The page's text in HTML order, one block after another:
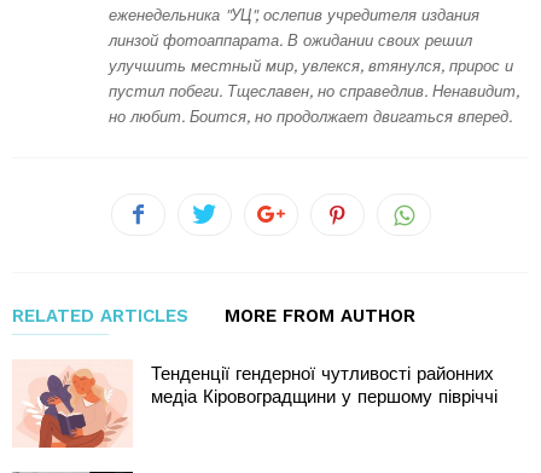
еженедельника "УЦ", ослепив учредителя издания
линзой фотоаппарата. В ожидании своих решил
улучшить местный мир, увлекся, втянулся, прирос и
пустил побеги. Тщеславен, но справедлив. Ненавидит,
но любит. Боится, но продолжает двигаться вперед.
RELATED ARTICLES MORE FROM AUTHOR
Тенденції гендерної чутливості районних
медіа Кіровоградщини у першому півріччі